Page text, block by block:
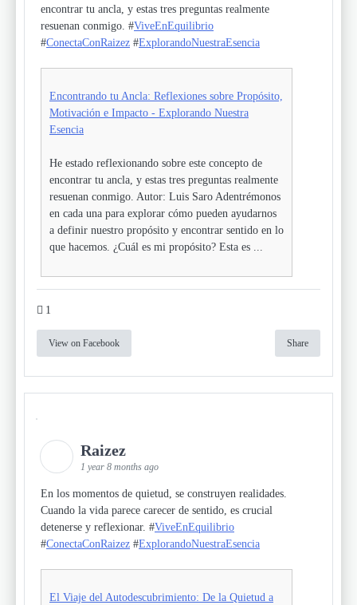
encontrar tu ancla, y estas tres preguntas realmente
resuenan conmigo. #ViveEnEquilibrio
#ConectaConRaizez #ExplorandoNuestraEsencia
Encontrando tu Ancla: Reflexiones sobre Propósito,
Motivación e Impacto - Explorando Nuestra
Esencia
He estado reflexionando sobre este concepto de
encontrar tu ancla, y estas tres preguntas realmente
resuenan conmigo. Autor: Luis Saro Adentrémonos
en cada una para explorar cómo pueden ayudarnos
a definir nuestro propósito y encontrar sentido en lo
que hacemos. ¿Cuál es mi propósito? Esta es ...
1
View on Facebook Share
Raizez
1 year 8 months ago
En los momentos de quietud, se construyen realidades.
Cuando la vida parece carecer de sentido, es crucial
detenerse y reflexionar. #ViveEnEquilibrio
#ConectaConRaizez #ExplorandoNuestraEsencia
El Viaje del Autodescubrimiento: De la Quietud a